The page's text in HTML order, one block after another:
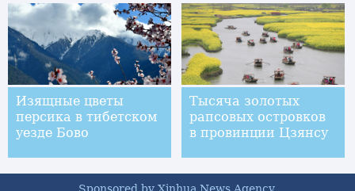
Изящные цветы
персика в тибетском
уезде Бово
Тысяча золотых
рапсовых островков
в провинции Цзянсу